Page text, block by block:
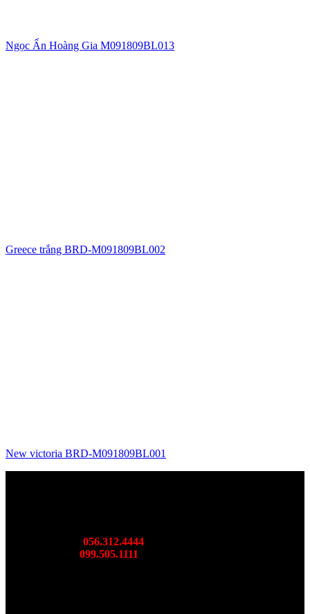
Ngọc Ấn Hoàng Gia M091809BL013
Greece trắng BRD-M091809BL002
New victoria BRD-M091809BL001
056.312.4444
099.505.1111